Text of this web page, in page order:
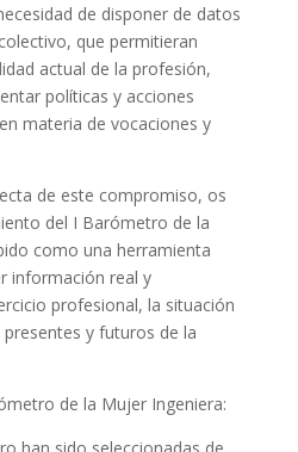
de disponer de datos
que permitieran
actual de la profesión,
políticas y acciones
materia de vocaciones y
de este compromiso, os
del I Barómetro de la
como una herramienta
información real y
profesional, la situación
y futuros de la
de la Mujer Ingeniera: